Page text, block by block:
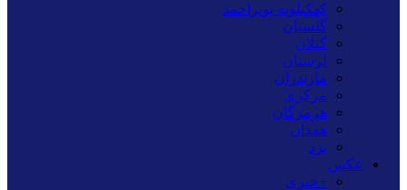
کهکیلویه بویراحمد
گلستان
گیلان
لرستان
مازندران
مرکزی
هرمزگان
همدان
یزد
عکس
+خبری